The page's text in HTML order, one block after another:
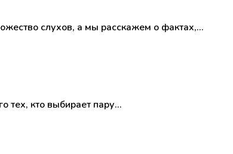
слухов, а мы расскажем о фактах,…
тех, кто выбирает пару…